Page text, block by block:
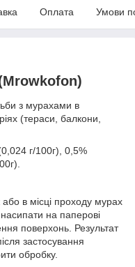
Оплата Умови
з мурахами в
(тераси, балкони,
г/100г), 0,5%
в місці проходу мурах
на паперові
поверхонь. Результат
застосування
обробку.